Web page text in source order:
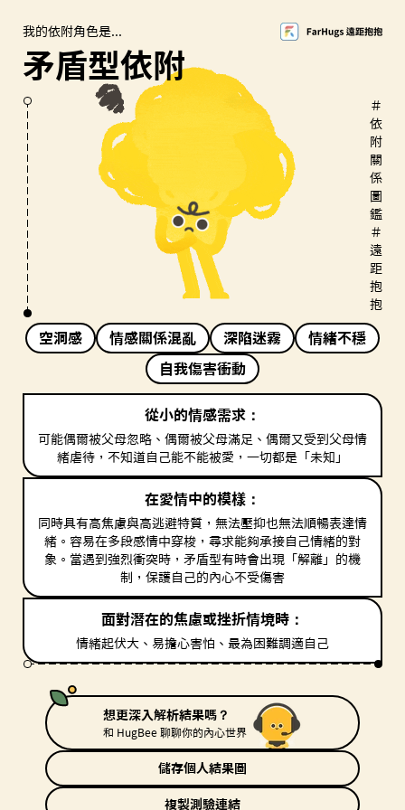
我的依附角色是...
矛盾型依附
＃
依
附
關
係
圖
鑑
＃
遠
距
抱
抱
空洞感 情感關係混亂 深陷迷霧 情緒不穩
自我傷害衝動
從小的情感需求：
可能偶爾被父母忽略、偶爾被父母滿足、偶爾又受到父母情
緒虐待，不知道自己能不能被愛，一切都是「未知」
在愛情中的模樣：
同時具有高焦慮與高逃避特質，無法壓抑也無法順暢表達情
緒。容易在多段感情中穿梭，尋求能夠承接自己情緒的對
象。當遇到強烈衝突時，矛盾型有時會出現「解離」的機
制，保護自己的內心不受傷害
面對潛在的焦慮或挫折情境時：
情緒起伏大、易擔心害怕、最為困難調適自己
想更深入解析結果嗎？
和 HugBee 聊聊你的內心世界
儲存個人結果圖
複製測驗連結